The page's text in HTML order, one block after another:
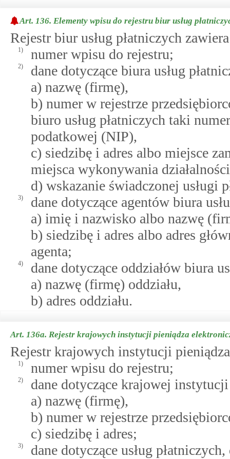
Art. 136. Elementy wpisu do rejestru biur usług
Rejestr biur usług płatniczych
1) numer wpisu do rejestru;
2)
dane dotyczące biura usług
a) nazwę (firmę),
b) numer w rejestrze
biuro usług płatniczych taki
podatkowej (NIP),
c) siedzibę i adres albo miejsce
miejsca wykonywania
d) wskazanie świadczonej usługi
3)
dane dotyczące agentów biura
a) imię i nazwisko albo nazwę
b) siedzibę i adres albo adres
agenta;
4)
dane dotyczące oddziałów biura
a) nazwę (firmę) oddziału,
b) adres oddziału.
Art. 136a. Rejestr krajowych instytucji pieniądza
Rejestr krajowych instytucji
1) numer wpisu do rejestru;
2)
dane dotyczące krajowej
a) nazwę (firmę),
b) numer w rejestrze
c) siedzibę i adres;
3)
dane dotyczące usług